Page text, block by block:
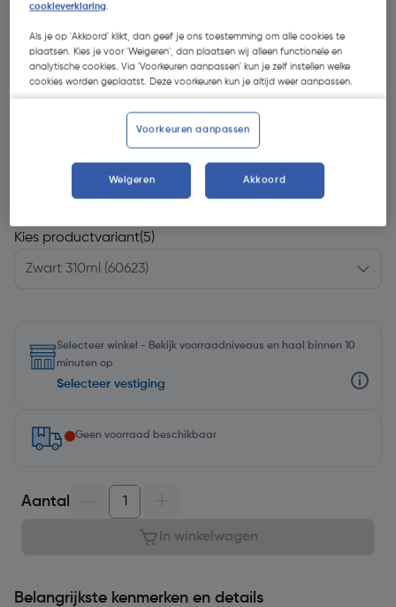
| Excl. btw € 5,72
Kies productvariant(5)
Selecteer winkel - Bekijk voorraadniveaus en haal binnen 10
minuten op
Selecteer vestiging
Geen voorraad beschikbaar
Aantal
In winkelwagen
Belangrijkste kenmerken en details
cookieverklaring.
Als je op 'Akkoord' klikt, dan geef je ons toestemming om alle cookies te
plaatsen. Kies je voor 'Weigeren', dan plaatsen wij alleen functionele en
analytische cookies. Via 'Voorkeuren aanpassen' kun je zelf instellen welke
cookies worden geplaatst. Deze voorkeuren kun je altijd weer aanpassen.
Voorkeuren aanpassen
Weigeren Akkoord